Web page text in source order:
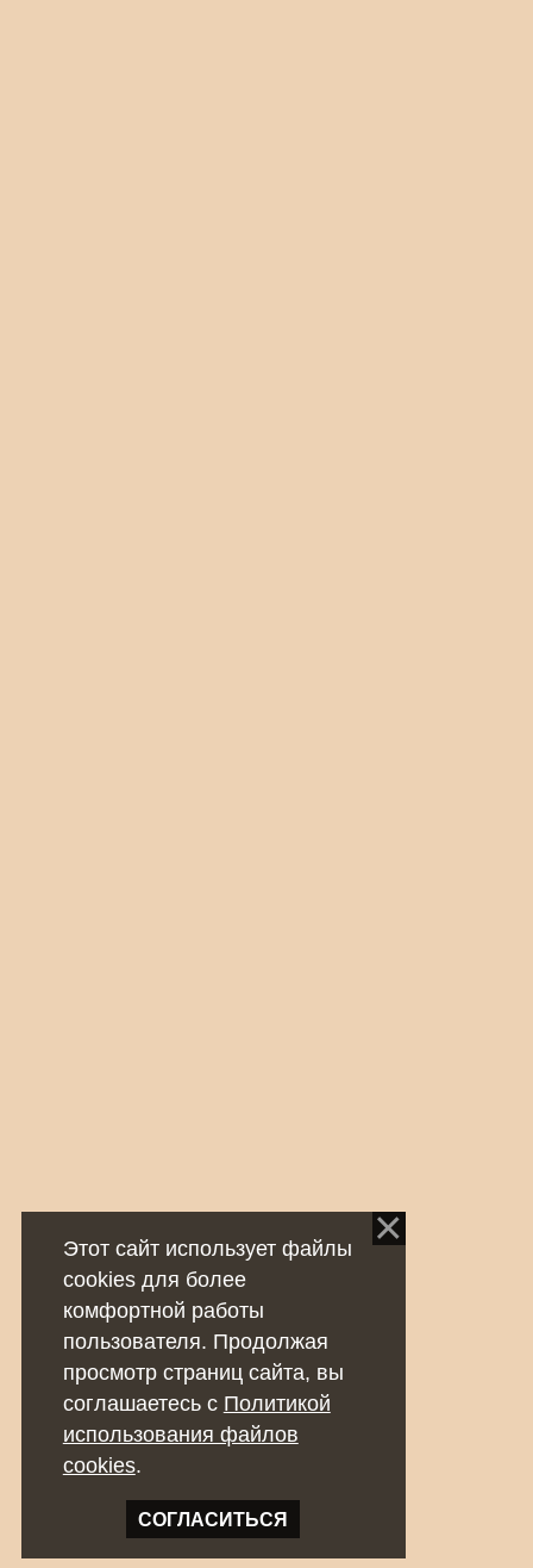
Этот сайт использует файлы
cookies для более
комфортной работы
пользователя. Продолжая
просмотр страниц сайта, вы
соглашаетесь с Политикой
использования файлов
cookies.
СОГЛАСИТЬСЯ